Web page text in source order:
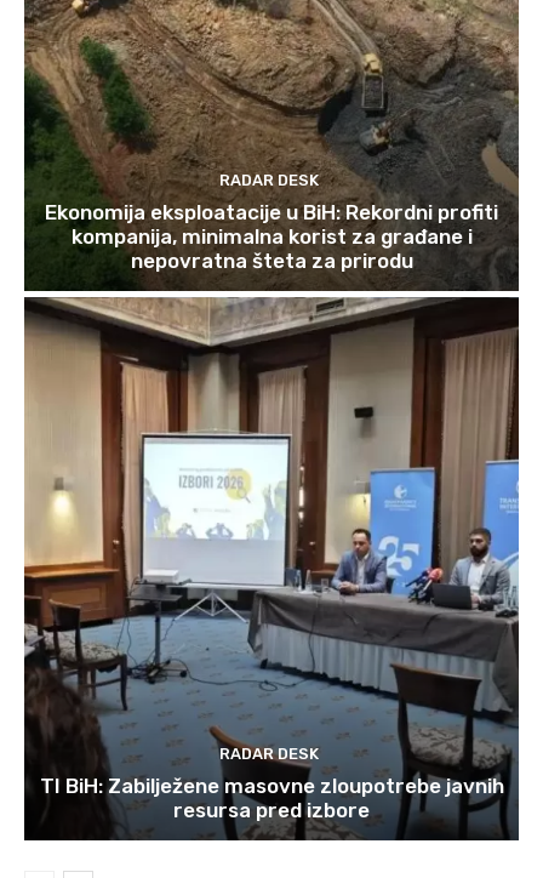
RADAR DESK
Ekonomija eksploatacije u BiH: Rekordni profiti
kompanija, minimalna korist za građane i
nepovratna šteta za prirodu
RADAR DESK
TI BiH: Zabilježene masovne zloupotrebe javnih
resursa pred izbore